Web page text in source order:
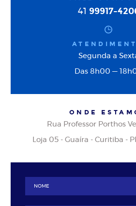
41 99917-
Segunda a
Das 8h00 —
ONDE
Rua Professor Porthos
Loja 05 - Guaíra - Curitiba -